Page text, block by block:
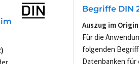
Begriffe DIN
Auszug im
Für die
folgenden
Datenbanken für